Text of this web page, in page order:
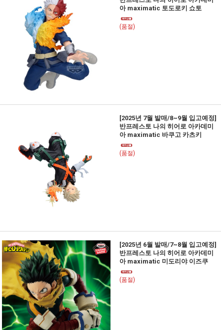
아 maximatic 토도로키 쇼토
(품절)
[2025년 7월 발매/8~9월 입고예정]
반프레스토 나의 히어로 아카데미
아 maximatic 바쿠고 카츠키
(품절)
[2025년 6월 발매/7~8월 입고예정]
반프레스토 나의 히어로 아카데미
아 maximatic 미도리야 이즈쿠
(품절)